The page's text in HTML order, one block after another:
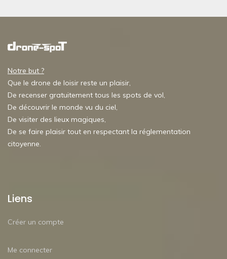
Notre but ?
Que le drone de loisir reste un plaisir,
De recenser gratuitement tous les spots de vol,
De découvrir le monde vu du ciel,
De visiter des lieux magiques,
De se faire plaisir tout en respectant la réglementation
citoyenne.
Liens
Créer un compte
Me connecter